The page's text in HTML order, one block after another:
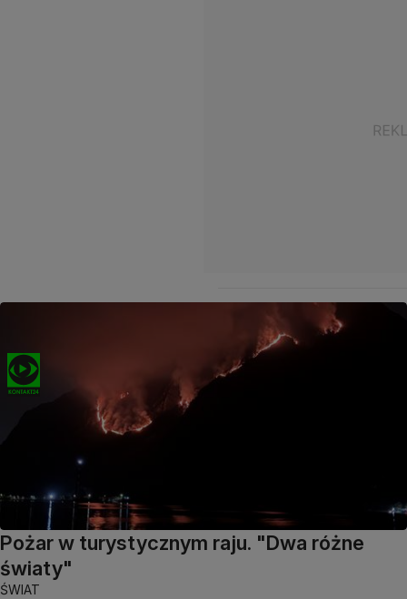
Pożar w turystycznym raju. "Dwa różne
światy"
ŚWIAT